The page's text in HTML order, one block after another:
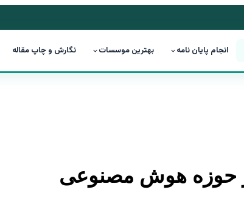
انجام پایان نامه بهترین موسسات نگارش و چاپ مقاله
در حوزه هوش مصنوعی